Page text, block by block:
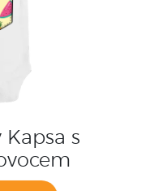
Kapsa s